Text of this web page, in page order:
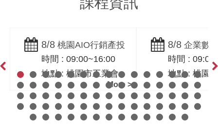
8/8 桃園AIO行銷產投
課程！ AIO × SEO 實
戰｜桃園市工業會-黃
震宇老師親授
時間 : 09:00~16:00
地點 : 桃園市工業會
More >
8/8 企業數
麼開始？從
群、SEO到
確策略順序
行銷課程紀
時間 :
地點 : 桃園
Previous